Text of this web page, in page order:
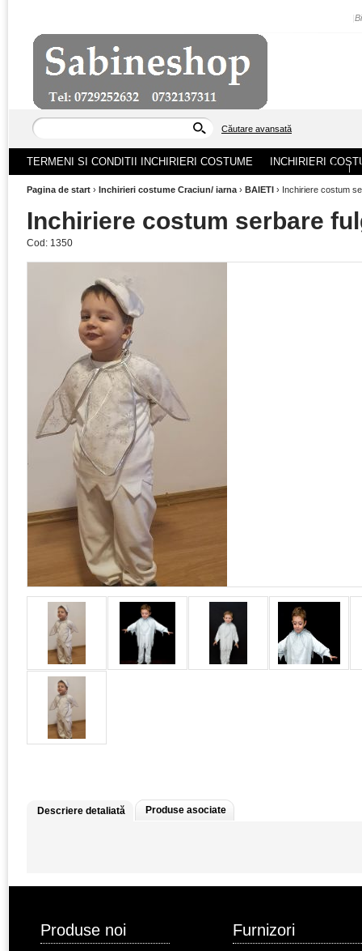
Căutare avansată
ACASA |
TERMENI SI CONDITII INCHIRIERI COSTUME INCHIRIERI
Pagina de start › Inchirieri costume Craciun/ iarna › BAIETI › Inchiriere costum
Inchiriere costum serbare
Cod: 1350
Descriere detaliată Produse asociate
Produse noi Furnizori